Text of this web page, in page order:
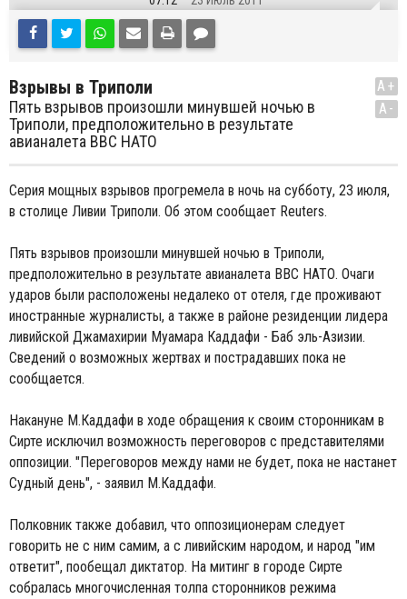
Взрывы в Триполи
Пять взрывов произошли минувшей ночью в
Триполи, предположительно в результате
авианалета ВВС НАТО
A+
A-
Серия мощных взрывов прогремела в ночь на субботу, 23 июля,
в столице Ливии Триполи. Об этом сообщает Reuters.
Пять взрывов произошли минувшей ночью в Триполи,
предположительно в результате авианалета ВВС НАТО. Очаги
ударов были расположены недалеко от отеля, где проживают
иностранные журналисты, а также в районе резиденции лидера
ливийской Джамахирии Муамара Каддафи - Баб эль-Азизии.
Сведений о возможных жертвах и пострадавших пока не
сообщается.
Накануне М.Каддафи в ходе обращения к своим сторонникам в
Сирте исключил возможность переговоров с представителями
оппозиции. "Переговоров между нами не будет, пока не настанет
Судный день", - заявил М.Каддафи.
Полковник также добавил, что оппозиционерам следует
говорить не с ним самим, а с ливийским народом, и народ "им
ответит", пообещал диктатор. На митинг в городе Сирте
собралась многочисленная толпа сторонников режима